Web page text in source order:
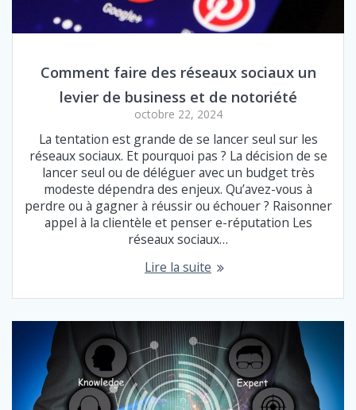
Comment faire des réseaux sociaux un
levier de business et de notoriété
octobre 22, 2024
La tentation est grande de se lancer seul sur les
réseaux sociaux. Et pourquoi pas ? La décision de se
lancer seul ou de déléguer avec un budget très
modeste dépendra des enjeux. Qu’avez-vous à
perdre ou à gagner à réussir ou échouer ? Raisonner
appel à la clientèle et penser e-réputation Les
réseaux sociaux…
Lire la suite